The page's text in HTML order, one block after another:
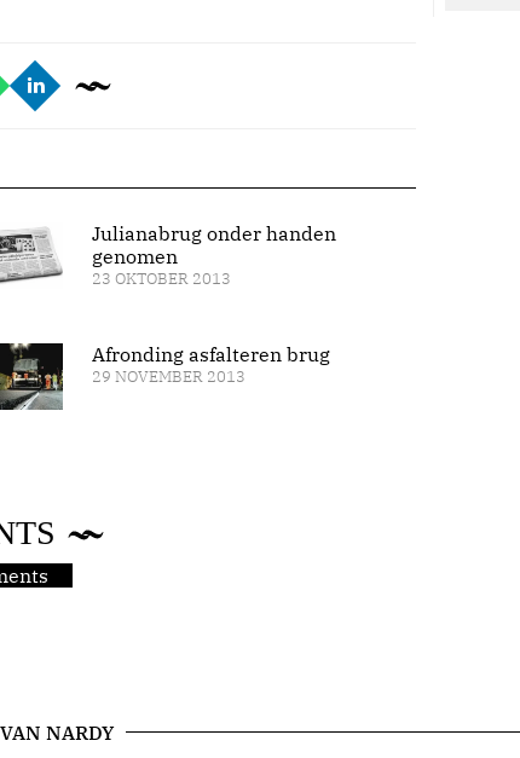
Julianabrug onder handen
genomen
23 OKTOBER 2013
Afronding asfalteren brug
29 NOVEMBER 2013
NARDY